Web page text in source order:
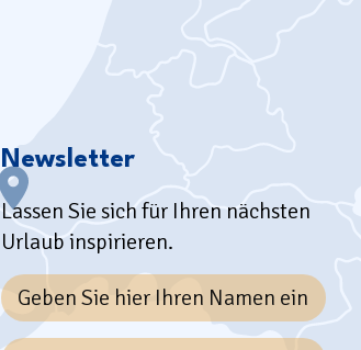
Newsletter
Lassen Sie sich für Ihren nächsten
Urlaub inspirieren.